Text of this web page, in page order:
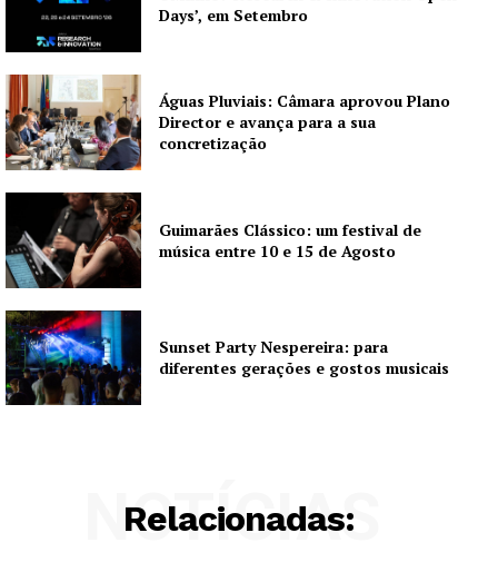
Days’, em Setembro
Águas Pluviais: Câmara aprovou Plano
Director e avança para a sua
concretização
Guimarães Clássico: um festival de
música entre 10 e 15 de Agosto
Sunset Party Nespereira: para
diferentes gerações e gostos musicais
Relacionadas:
NOTÍCIAS